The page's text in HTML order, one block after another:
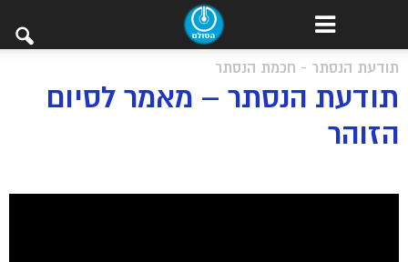
תודעת הנסתר - חכמת הנסתר
תודעת הנסתר – מאמר לסיום
הזוהר